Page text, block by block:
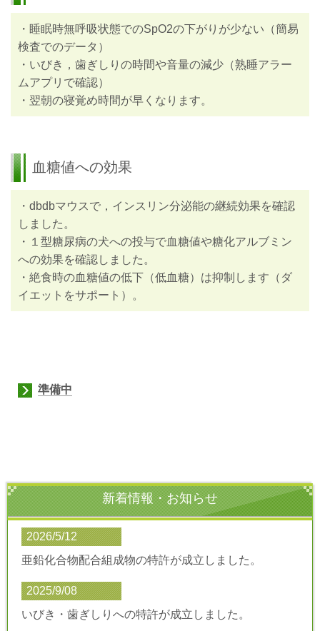
・睡眠時無呼吸状態でのSpO2の下がりが少ない（簡易
検査でのデータ）
・いびき，歯ぎしりの時間や音量の減少（熟睡アラー
ムアプリで確認）
・翌朝の寝覚め時間が早くなります。
血糖値への効果
・dbdbマウスで，インスリン分泌能の継続効果を確認
しました。
・１型糖尿病の犬への投与で血糖値や糖化アルブミン
への効果を確認しました。
・絶食時の血糖値の低下（低血糖）は抑制します（ダ
イエットをサポート）。
準備中
新着情報・お知らせ
2026/5/12
亜鉛化合物配合組成物の特許が成立しました。
2025/9/08
いびき・歯ぎしりへの特許が成立しました。